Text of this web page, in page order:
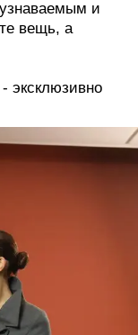
узнаваемым и
вещь, а
эксклюзивно